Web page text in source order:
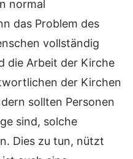
normal
das Problem des
vollständig
die Arbeit der Kirche
der Kirchen
sollten Personen
sind, solche
Dies zu tun, nützt